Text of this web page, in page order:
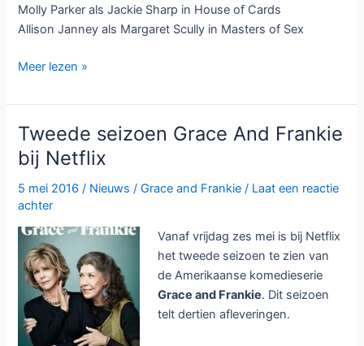
Molly Parker als Jackie Sharp in House of Cards
Allison Janney als Margaret Scully in Masters of Sex
Nomaties
2016
bekend:
Game
of
Thones,
American
Story
en
Fargo
aan
kop
Meer lezen »
Tweede seizoen Grace And Frankie
bij Netflix
5 mei 2016/ Nieuws /Grace and Frankie / Laat een reactie
achter
Vanaf vrijdag zes mei is bij Netflix
het tweede seizoen te zien van
de Amerikaanse komedieserie
Grace and Frankie. Dit seizoen
telt dertien afleveringen.